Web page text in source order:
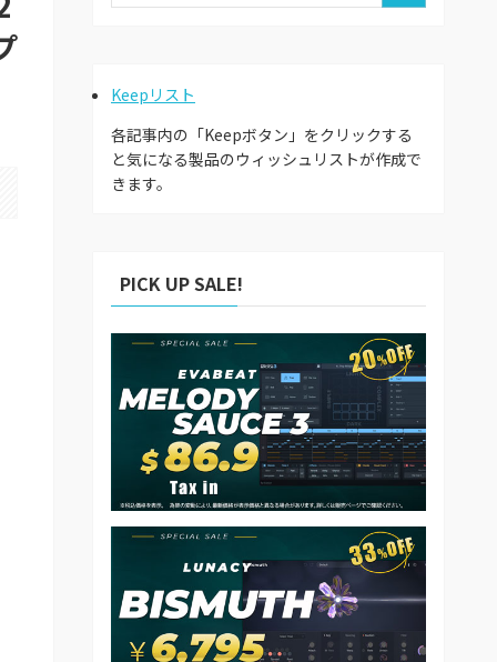
Keepリスト
各記事内の「Keepボタン」をクリックする
と気になる製品のウィッシュリストが作成で
きます。
PICK UP SALE!